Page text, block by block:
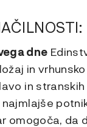
dne
in
in
omogoča, da